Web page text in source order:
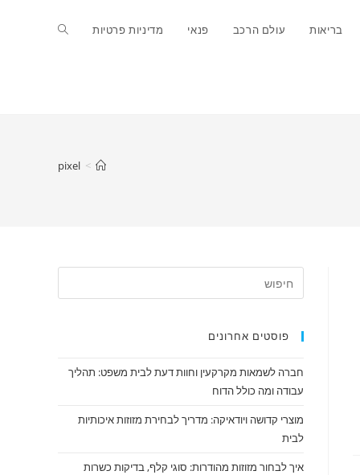
בריאות עולם הרכב פנאי מדיניות פרטיות Toggle
>
pixel
פוסטים אחרונים
חברה לשמאות מקרקעין וחוות דעת לבית משפט: תהליך
עבודה ומה כולל הדוח
מוצרי קדושה ויודאיקה: מדריך לבחירת מזוזות איכותיות
לבית
איך לבחור מזוזות מהודרות: סוגי קלף, בדיקות כשרות